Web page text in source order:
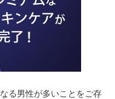
る男性が多いことをご存